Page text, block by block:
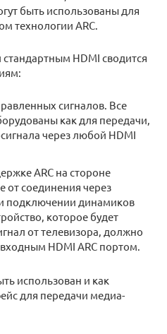
быть использованы для
технологии ARC.
HDMI сводится
сигналов. Все
как для передачи,
через любой HDMI
ARC на стороне
от соединения через
подключении динамиков
которое будет
от телевизора, должно
HDMI ARC портом.
использован и как
для передачи медиа-